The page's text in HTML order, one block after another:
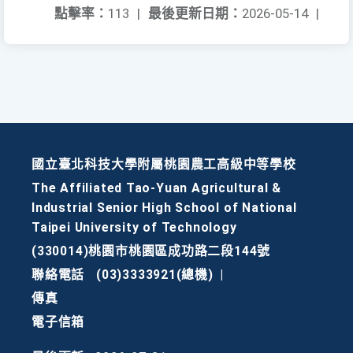
最後更新日期： 2026-05-14 |
點擊率： 113 |
國立臺北科技大學附屬桃園農工高級中等學校
The Affiliated Tao-Yuan Agricultural &
Industrial Senior High School of National
Taipei University of Technology
(330014)桃園市桃園區成功路二段144號
聯絡電話
(03)3333921(總機)
傳真
電子信箱